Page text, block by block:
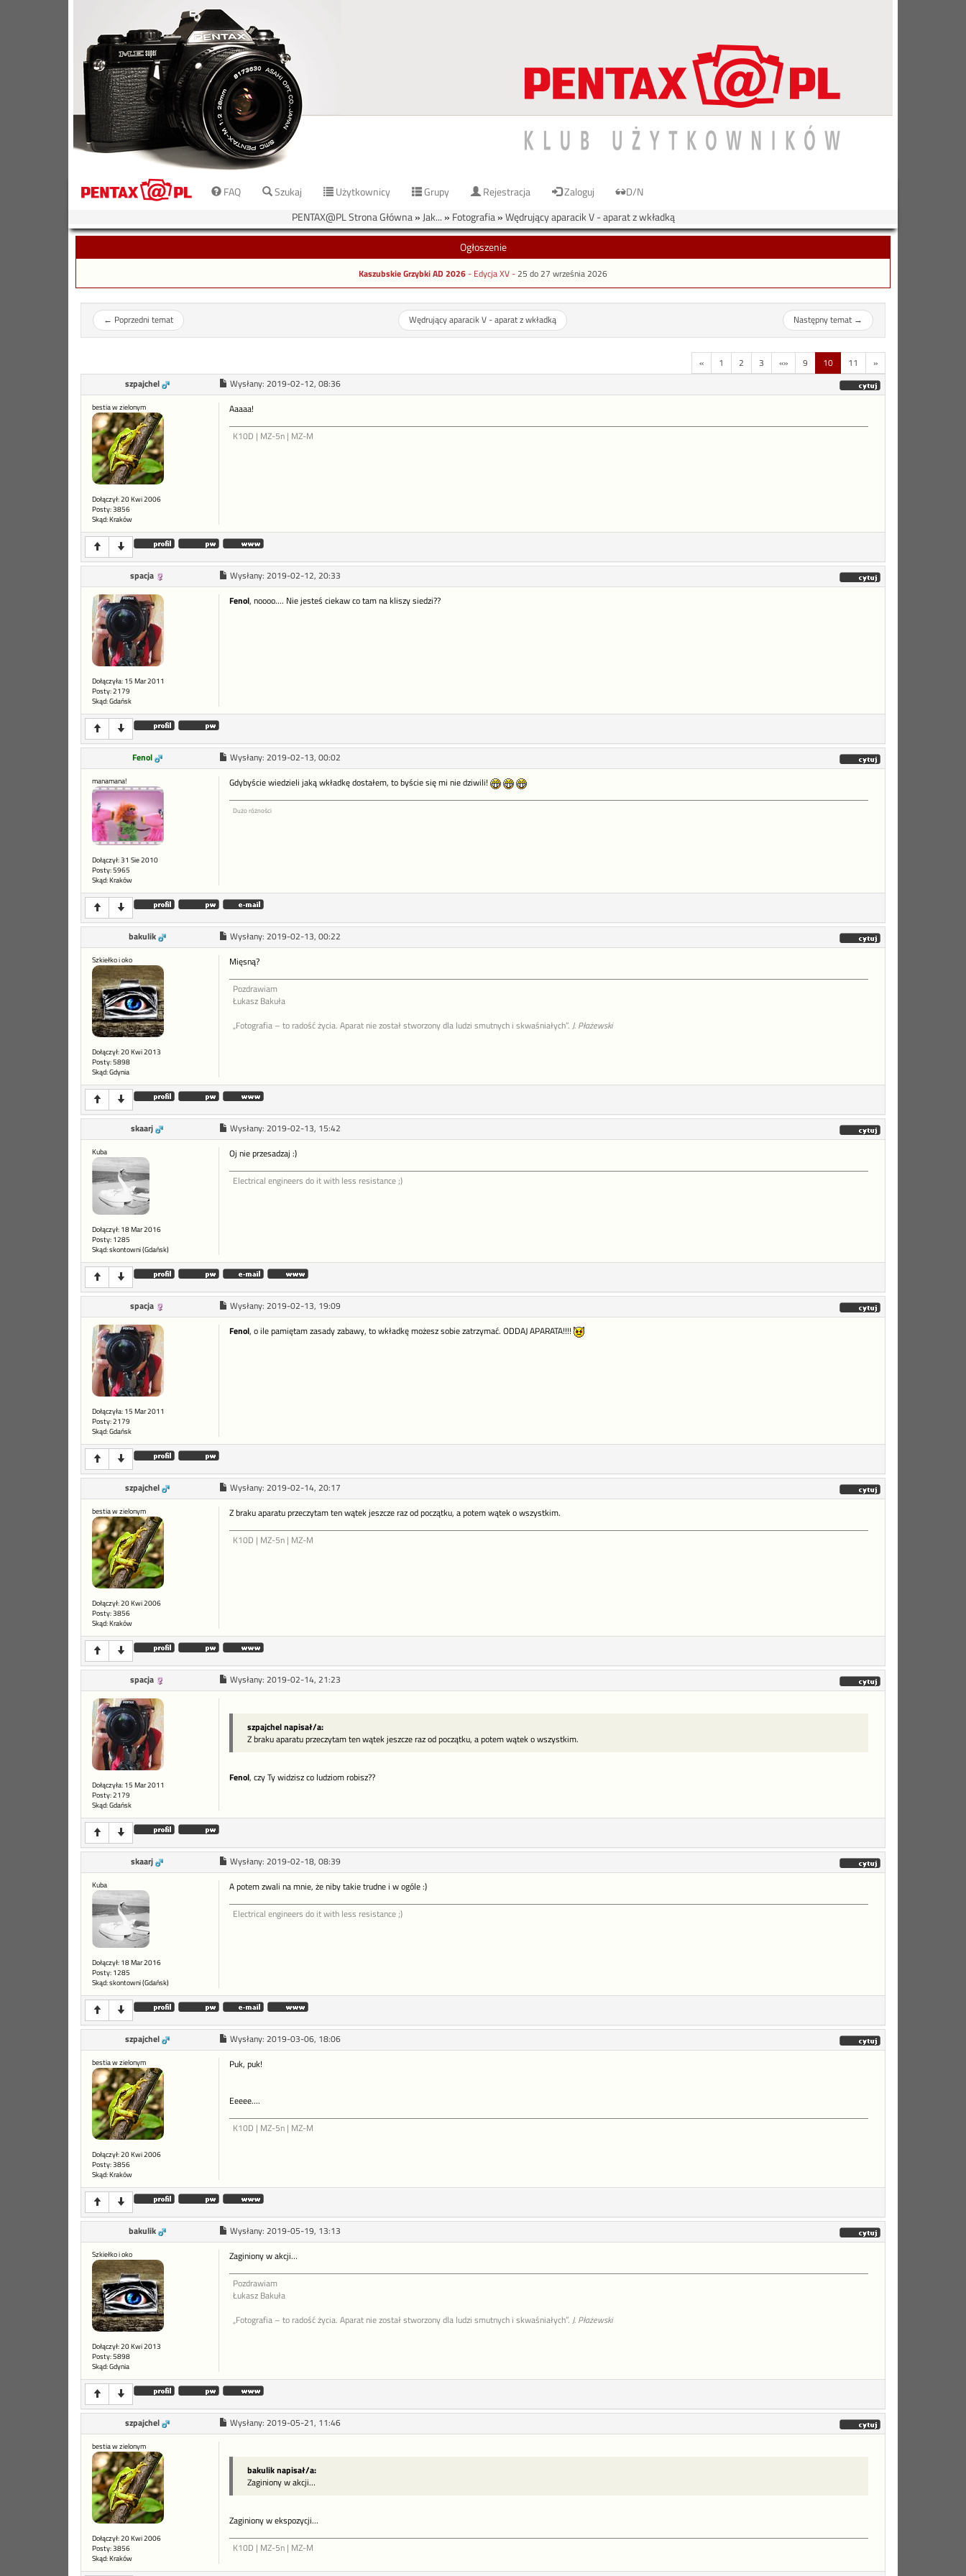
FAQ Szukaj Użytkownicy Grupy Rejestracja Zaloguj
D/N
PENTAX@PL Strona Główna» Jak... » Fotografia»Wędrujący aparacik V - aparat z wkładką
Ogłoszenie
Kaszubskie Grzybki AD 2026- Edycja XV -25 do 27 września 2026
← Poprzedni temat Wędrujący aparacik V - aparat z wkładką Następny temat→
« 1 2 3 «» 9 10 11 »
szpajchel Wysłany: 2019-02-12, 08:36
bestia w zielonym
Dołączył: 20 Kwi 2006
Posty: 3856
Skąd: Kraków
Aaaaa!
K10D | MZ-5n | MZ-M
spacja Wysłany: 2019-02-12, 20:33
Dołączyła: 15 Mar 2011
Posty: 2179
Skąd: Gdańsk
Fenol, noooo.... Nie jesteś ciekaw co tam na kliszy siedzi??
Fenol Wysłany: 2019-02-13, 00:02
manamana!
Dołączył: 31 Sie 2010
Posty: 5965
Skąd: Kraków
Gdybyście wiedzieli jaką wkładkę dostałem, to byście się mi nie dziwili!
Dużo różności
bakulik Wysłany: 2019-02-13, 00:22
Szkiełko i oko
Dołączył: 20 Kwi 2013
Posty: 5898
Skąd: Gdynia
Mięsną?
Pozdrawiam
Łukasz Bakuła
„Fotografia – to radość życia. Aparat nie został stworzony dla ludzi smutnych i skwaśniałych”. J. Płażewski
skaarj Wysłany: 2019-02-13, 15:42
Kuba
Dołączył: 18 Mar 2016
Posty: 1285
Skąd: skontowni (Gdańsk)
Oj nie przesadzaj :)
Electrical engineers do it with less resistance ;)
spacja Wysłany: 2019-02-13, 19:09
Dołączyła: 15 Mar 2011
Posty: 2179
Skąd: Gdańsk
Fenol, o ile pamiętam zasady zabawy, to wkładkę możesz sobie zatrzymać. ODDAJ APARATA!!!!
szpajchel Wysłany: 2019-02-14, 20:17
bestia w zielonym
Dołączył: 20 Kwi 2006
Posty: 3856
Skąd: Kraków
Z braku aparatu przeczytam ten wątek jeszcze raz od początku, a potem wątek o wszystkim.
K10D | MZ-5n | MZ-M
spacja Wysłany: 2019-02-14, 21:23
Dołączyła: 15 Mar 2011
Posty: 2179
Skąd: Gdańsk
szpajchel napisał/a:
Z braku aparatu przeczytam ten wątek jeszcze raz od początku, a potem wątek o wszystkim.
Fenol, czy Ty widzisz co ludziom robisz??
skaarj Wysłany: 2019-02-18, 08:39
Kuba
Dołączył: 18 Mar 2016
Posty: 1285
Skąd: skontowni (Gdańsk)
A potem zwali na mnie, że niby takie trudne i w ogóle :)
Electrical engineers do it with less resistance ;)
szpajchel Wysłany: 2019-03-06, 18:06
bestia w zielonym
Dołączył: 20 Kwi 2006
Posty: 3856
Skąd: Kraków
Puk, puk!
Eeeee....
K10D | MZ-5n | MZ-M
bakulik Wysłany: 2019-05-19, 13:13
Szkiełko i oko
Dołączył: 20 Kwi 2013
Posty: 5898
Skąd: Gdynia
Zaginiony w akcji…
Pozdrawiam
Łukasz Bakuła
„Fotografia – to radość życia. Aparat nie został stworzony dla ludzi smutnych i skwaśniałych”. J. Płażewski
szpajchel Wysłany: 2019-05-21, 11:46
bestia w zielonym
Dołączył: 20 Kwi 2006
Posty: 3856
Skąd: Kraków
bakulik napisał/a:
Zaginiony w akcji…
Zaginiony w ekspozycji...
K10D | MZ-5n | MZ-M